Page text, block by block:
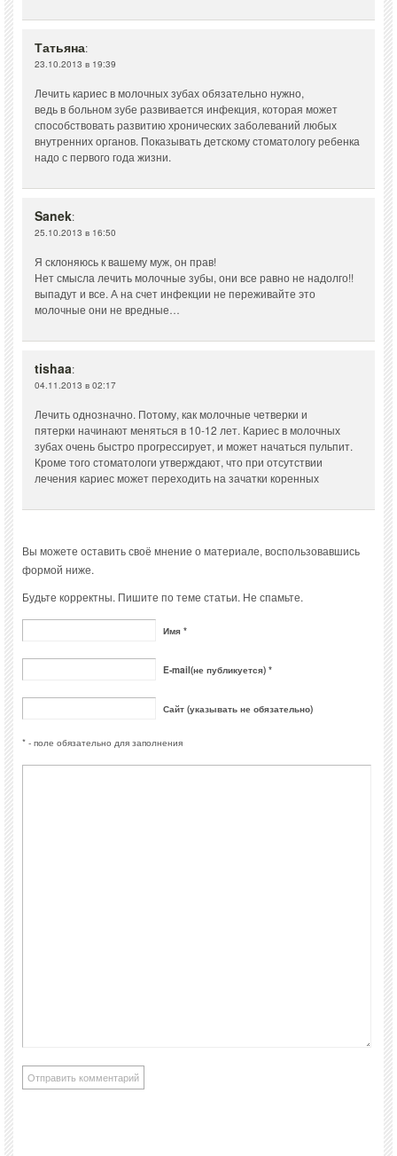
Татьяна:
23.10.2013 в 19:39
Лечить кариес в молочных зубах обязательно нужно,
ведь в больном зубе развивается инфекция, которая может
способствовать развитию хронических заболеваний любых
внутренних органов. Показывать детскому стоматологу ребенка
надо с первого года жизни.
Sanek:
25.10.2013 в 16:50
Я склоняюсь к вашему муж, он прав!
Нет смысла лечить молочные зубы, они все равно не надолго!!
выпадут и все. А на счет инфекции не переживайте это
молочные они не вредные…
tishaa:
04.11.2013 в 02:17
Лечить однозначно. Потому, как молочные четверки и
пятерки начинают меняться в 10-12 лет. Кариес в молочных
зубах очень быстро прогрессирует, и может начаться пульпит.
Кроме того стоматологи утверждают, что при отсутствии
лечения кариес может переходить на зачатки коренных
Вы можете оставить своё мнение о материале, воспользовавшись
формой ниже.
Будьте корректны. Пишите по теме статьи. Не спамьте.
Имя *
E-mail(не публикуется) *
Сайт (указывать не обязательно)
* - поле обязательно для заполнения